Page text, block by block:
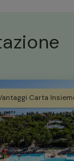
Carta